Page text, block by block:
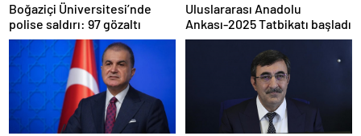
Boğaziçi Üniversitesi’nde
polise saldırı: 97 gözaltı
Uluslararası Anadolu
Ankası-2025 Tatbikatı başladı